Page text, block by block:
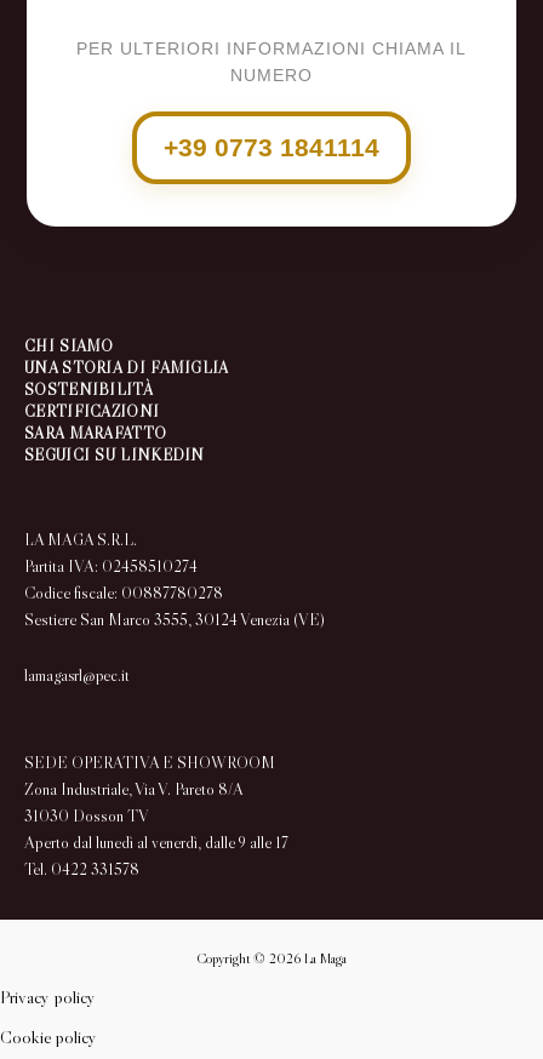
PER ULTERIORI INFORMAZIONI CHIAMA IL
NUMERO
+39 0773 1841114
CHI SIAMO
UNA STORIA DI FAMIGLIA
SOSTENIBILITÀ
CERTIFICAZIONI
SARA MARAFATTO
SEGUICI SU LINKEDIN
LA MAGA S.R.L.
Partita IVA: 02458510274
Codice fiscale: 00887780278
Sestiere San Marco 3555, 30124 Venezia (VE)
lamagasrl@pec.it
SEDE OPERATIVA E SHOWROOM
Zona Industriale, Via V. Pareto 8/A
31030 Dosson TV
Aperto dal lunedì al venerdì, dalle 9 alle 17
Tel. 0422 331578
Copyright © 2026 La Maga
Privacy policy
Cookie policy